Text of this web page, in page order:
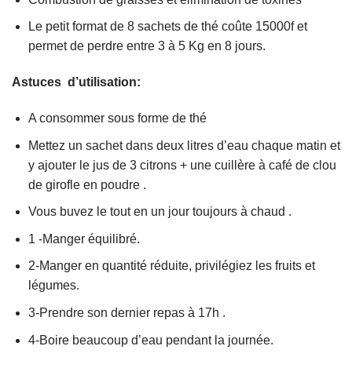
Le petit format de 8 sachets de thé coûte 15000f et
permet de perdre entre 3 à 5 Kg en 8 jours.
Astuces d’utilisation:
A consommer sous forme de thé
Mettez un sachet dans deux litres d’eau chaque matin et
y ajouter le jus de 3 citrons + une cuillère à café de clou
de girofle en poudre .
Vous buvez le tout en un jour toujours à chaud .
1 -Manger équilibré.
2-Manger en quantité réduite, privilégiez les fruits et
légumes.
3-Prendre son dernier repas à 17h .
4-Boire beaucoup d’eau pendant la journée.